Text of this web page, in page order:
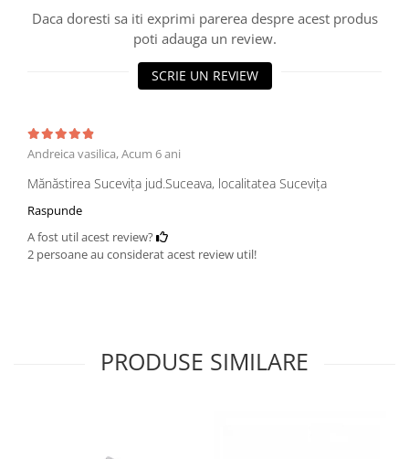
Daca doresti sa iti exprimi parerea despre acest produs
poti adauga un review.
SCRIE UN REVIEW
Andreica vasilica,Acum 6 ani
Mănăstirea Sucevița jud.Suceava, localitatea Sucevița
Raspunde
A fost util acest review?
2 persoane au considerat acest review util!
PRODUSE SIMILARE